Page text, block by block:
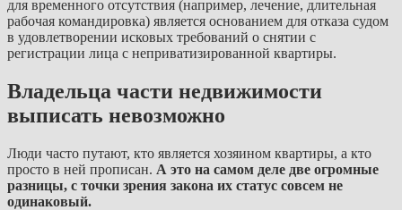
для временного отсутствия (например, лечение, длительная
рабочая командировка) является основанием для отказа судом
в удовлетворении исковых требований о снятии с
регистрации лица с неприватизированной квартиры.
Владельца части недвижимости
выписать невозможно
Люди часто путают, кто является хозяином квартиры, а кто
просто в ней прописан. А это на самом деле две огромные
разницы, с точки зрения закона их статус совсем не
одинаковый.